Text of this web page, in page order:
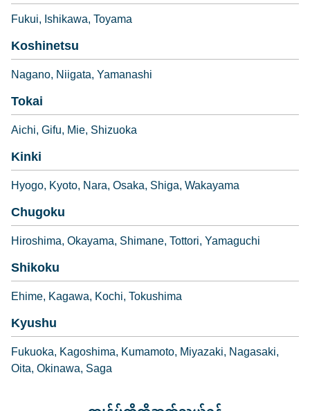
Fukui Ishikawa Toyama
Koshinetsu
Nagano Niigata Yamanashi
Tokai
Aichi Gifu Mie Shizuoka
Kinki
Hyogo Kyoto Nara Osaka Shiga Wakayama
Chugoku
Hiroshima Okayama Shimane Tottori Yamaguchi
Shikoku
Ehime Kagawa Kochi Tokushima
Kyushu
Fukuoka Kagoshima Kumamoto Miyazaki Nagasaki
Oita Okinawa Saga